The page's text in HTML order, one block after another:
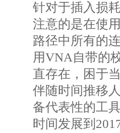
针对于插入损
注意的是在使
路径中所有的
用VNA自带的
直存在，困于
伴随时间推移
备代表性的工
时间发展到